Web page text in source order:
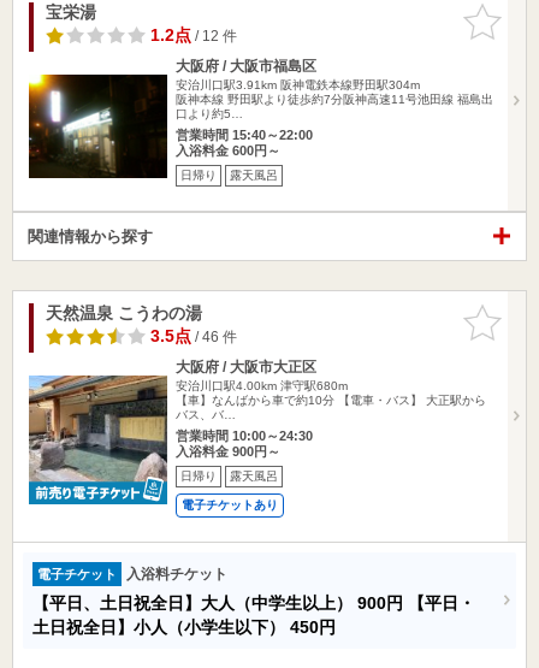
お気に入
りに追加
宝栄湯
1.2点/ 12 件
大阪府 / 大阪市福島区
安治川口駅3.91km 阪神電鉄本線野田駅304m
阪神本線 野田駅より徒歩約7分阪神高速11号池田線 福島出
口より約5…
営業時間 15:40～22:00
入浴料金 600円～
日帰り 露天風呂
関連情報から探す
お気に入
りに追加
天然温泉 こうわの湯
3.5点/ 46 件
大阪府 / 大阪市大正区
安治川口駅4.00km 津守駅680m
【車】なんばから車で約10分 【電車・バス】 大正駅から
バス、バ…
営業時間 10:00～24:30
入浴料金 900円～
日帰り 露天風呂
電子チケットあり
電子チケット 入浴料チケット
【平日、土日祝全日】大人（中学生以上） 900円
【平日・
土日祝全日】小人（小学生以下） 450円